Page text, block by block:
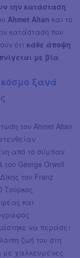
την κατάσταση
Ahmet Altan και το
κατάσταση που
ότι κάθε άποψη
με βία
ξανά
του Ahmet Altan
από το σύμπαν
του George Orwell
του Franz
Τούρκος
και
να περάσει
ζωή του στη
με χαλκευμένες